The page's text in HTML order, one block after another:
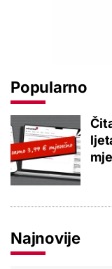
Popularno
Najnovije